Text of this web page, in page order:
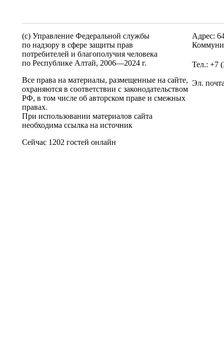
(c) Управление Федеральной службы
по надзору в сфере защиты прав
потребителей и благополучия человека
по Республике Алтай, 2006—2024 г.
Все права на материалы, размещенные на сайте,
охраняются в соответствии с законодательством
РФ, в том числе об авторском праве и смежных
правах.
При использовании материалов сайта
необходима ссылка на источник
Сейчас 1202 гостей онлайн
Адрес:
Тел.: +7
Эл.